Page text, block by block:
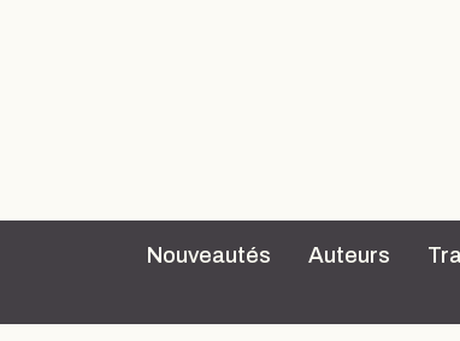
Nouveautés Auteurs